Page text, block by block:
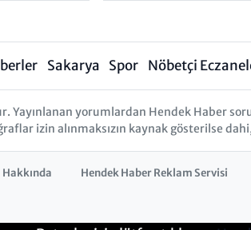
Sakarya Spor Nöbetçi
Yayınlanan yorumlardan Hendek Haber
izin alınmaksızın kaynak gösterilse
Hakkında Hendek Haber Reklam Servisi